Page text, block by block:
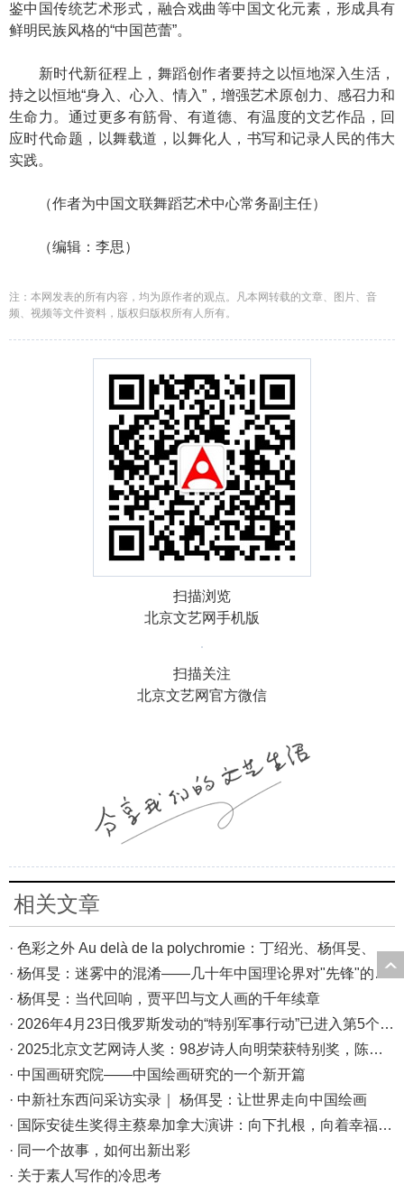
鉴中国传统艺术形式，融合戏曲等中国文化元素，形成具有
鲜明民族风格的“中国芭蕾”。
新时代新征程上，舞蹈创作者要持之以恒地深入生活，
持之以恒地“身入、心入、情入”，增强艺术原创力、感召力和
生命力。通过更多有筋骨、有道德、有温度的文艺作品，回
应时代命题，以舞载道，以舞化人，书写和记录人民的伟大
实践。
（作者为中国文联舞蹈艺术中心常务副主任）
（编辑：李思）
注：本网发表的所有内容，均为原作者的观点。凡本网转载的文章、图片、音
频、视频等文件资料，版权归版权所有人所有。
扫描浏览
北京文艺网手机版
扫描关注
北京文艺网官方微信
相关文章
· 色彩之外 Au delà de la polychromie：丁绍光、杨佴旻、Alain Cardenas·Castro巴黎展
· 杨佴旻：迷雾中的混淆——几十年中国理论界对"先锋"的误读，对创作的误导
· 杨佴旻：当代回响，贾平凹与文人画的千年续章
· 2026年4月23日俄罗斯发动的“特别军事行动”已进入第5个年头，俄乌局势最新综述
· 2025北京文艺网诗人奖：98岁诗人向明荣获特别奖，陈东东荣获诗人奖，茱萸荣获年度诗人奖！
· 中国画研究院——中国绘画研究的一个新开篇
· 中新社东西问采访实录｜ 杨佴旻：让世界走向中国绘画
· 国际安徒生奖得主蔡皋加拿大演讲：向下扎根，向着幸福奔跑
· 同一个故事，如何出新出彩
· 关于素人写作的冷思考